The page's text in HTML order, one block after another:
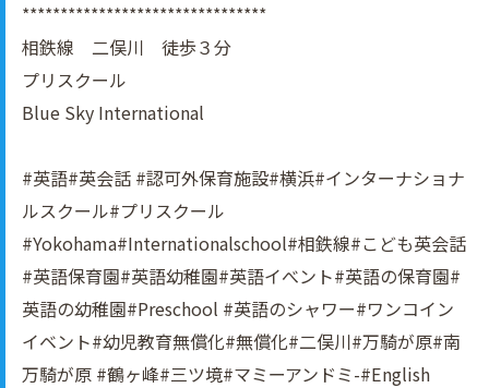
********************************
相鉄線 二俣川 徒歩３分
プリスクール
Blue Sky International
#英語#英会話 #認可外保育施設#横浜#インターナショナ
ルスクール#プリスクール
#Yokohama#Internationalschool#相鉄線#こども英会話
#英語保育園#英語幼稚園#英語イべント#英語の保育園#
英語の幼稚園#Preschool #英語のシャワー#ワンコイン
イベント#幼児教育無償化#無償化#二俣川#万騎が原#南
万騎が原 #鶴ヶ峰#三ツ境#マミーアンドミ-#English